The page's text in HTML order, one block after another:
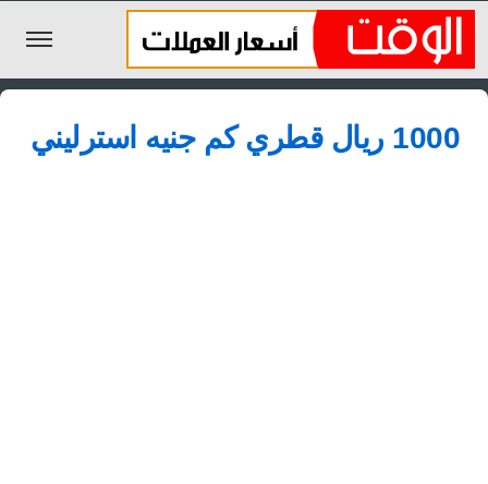
الليرة السورية
الجنيه المصري
1000 ريال قطري كم جنيه استرليني